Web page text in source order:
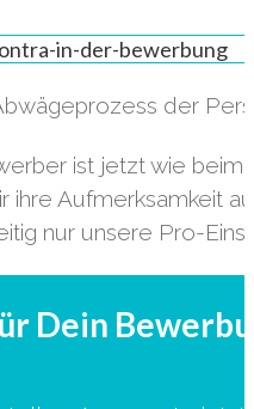
der
ist jetzt wie
ihre Aufmerksamkeit
nur unsere Pro-
Dein